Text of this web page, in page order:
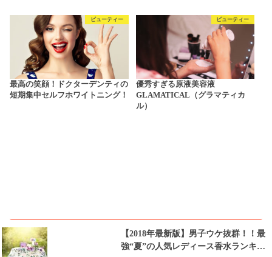
ビューティー
最高の笑顔！ドクターデンティの
短期集中セルフホワイトニング！
ビューティー
優秀すぎる原液美容液
GLAMATICAL（グラマティカ
ル）
【2018年最新版】男子ウケ抜群！！最
強“夏”の人気レディース香水ランキン